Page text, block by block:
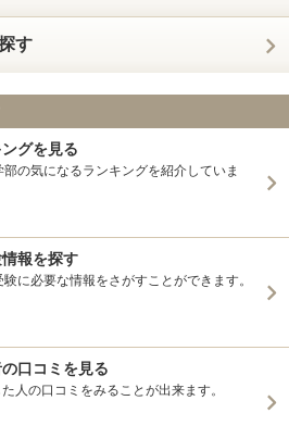
す
グを見る
の気になるランキングを紹介していま
報を探す
に必要な情報をさがすことができます。
口コミを見る
人の口コミをみることが出来ます。